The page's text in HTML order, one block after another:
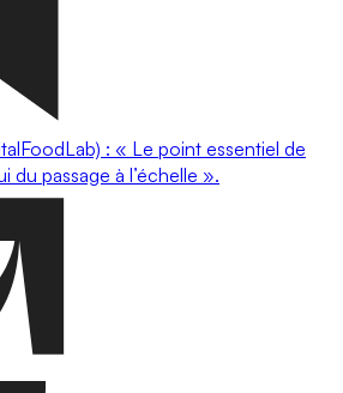
: « Le point essentiel de
du passage à l’échelle ».